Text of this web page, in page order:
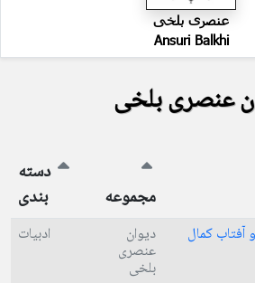
عنصری بلخی
Ansuri Balkhi
عنصری بلخی
مجموعه
دسته
بندی
آفتاب کمال دیوان
عنصری
بلخی
ادبیات